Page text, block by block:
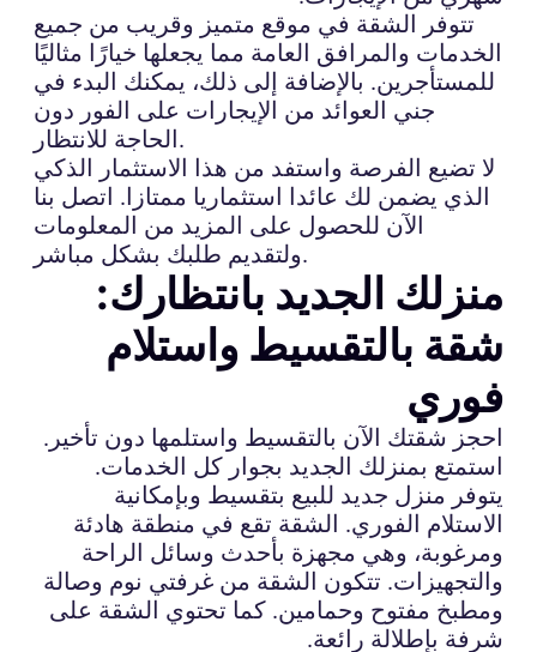
تتوفر الشقة في موقع متميز وقريب من جميع
الخدمات والمرافق العامة مما يجعلها خيارًا مثاليًا
للمستأجرين. بالإضافة إلى ذلك، يمكنك البدء في
جني العوائد من الإيجارات على الفور دون
الحاجة للانتظار.
لا تضيع الفرصة واستفد من هذا الاستثمار الذكي
الذي يضمن لك عائدا استثماريا ممتازا. اتصل بنا
الآن للحصول على المزيد من المعلومات
ولتقديم طلبك بشكل مباشر.
منزلك الجديد بانتظارك:
شقة بالتقسيط واستلام
فوري
احجز شقتك الآن بالتقسيط واستلمها دون تأخير.
استمتع بمنزلك الجديد بجوار كل الخدمات.
يتوفر منزل جديد للبيع بتقسيط وبإمكانية
الاستلام الفوري. الشقة تقع في منطقة هادئة
ومرغوبة، وهي مجهزة بأحدث وسائل الراحة
والتجهيزات. تتكون الشقة من غرفتي نوم وصالة
ومطبخ مفتوح وحمامين. كما تحتوي الشقة على
شرفة بإطلالة رائعة.